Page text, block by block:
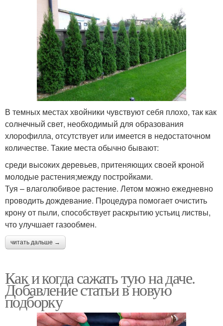
В темных местах хвойники чувствуют себя плохо, так как
солнечный свет, необходимый для образования
хлорофилла, отсутствует или имеется в недостаточном
количестве. Такие места обычно бывают:
среди высоких деревьев, притеняющих своей кроной
молодые растения;между постройками.
Туя – влаголюбивое растение. Летом можно ежедневно
проводить дождевание. Процедура помогает очистить
крону от пыли, способствует раскрытию устьиц листвы,
что улучшает газообмен.
читать дальше →
Как и когда сажать тую на даче.
Добавление статьи в новую
подборку